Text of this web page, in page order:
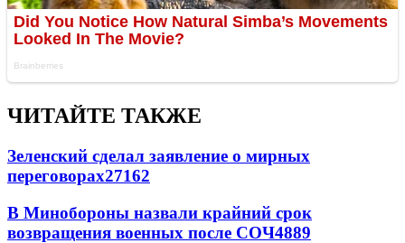
ЧИТАЙТЕ ТАКЖЕ
Зеленский сделал заявление о мирных
переговорах27162
В Минобороны назвали крайний срок
возвращения военных после СОЧ4889